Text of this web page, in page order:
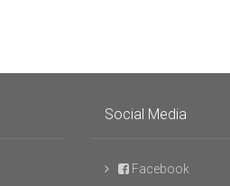
Social Media
Facebook